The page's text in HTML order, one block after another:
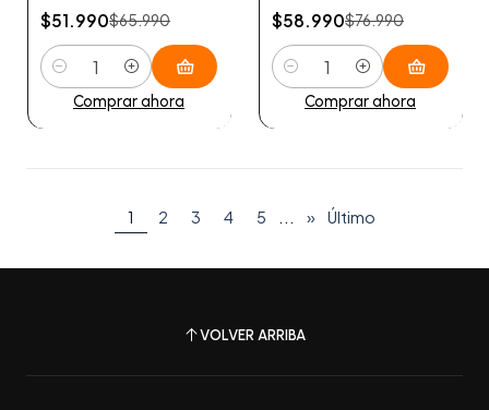
$51.990$65.990
Cantidad
Comprar ahora
$58.990$76.990
Cantidad
Comprar ahora
1 2 3 4 5 ... » Último
VOLVER ARRIBA